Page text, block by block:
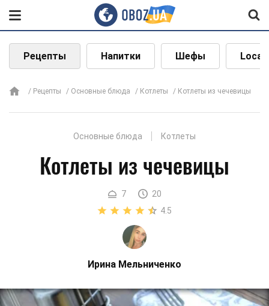
Рецепты Напитки Шефы Local
Рецепты Основные блюда Котлеты Котлеты из чечевицы
Основные блюда Котлеты
Котлеты из чечевицы
7
20
4.5
Ирина Мельниченко